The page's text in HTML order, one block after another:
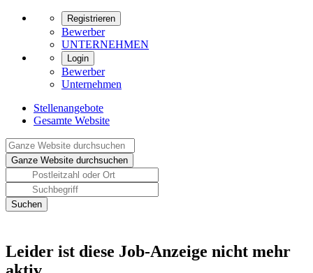
Registrieren
Bewerber
UNTERNEHMEN
Login
Bewerber
Unternehmen
Stellenangebote
Gesamte Website
Leider ist diese Job-Anzeige nicht mehr